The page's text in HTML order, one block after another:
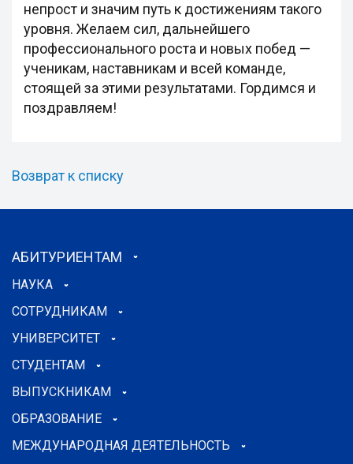
непрост и значим путь к достижениям такого
уровня. Желаем сил, дальнейшего
профессионального роста и новых побед —
ученикам, наставникам и всей команде,
стоящей за этими результатами. Гордимся и
поздравляем!
Возврат к списку
АБИТУРИЕНТАМ
НАУКА
СОТРУДНИКАМ
УНИВЕРСИТЕТ
СТУДЕНТАМ
ВЫПУСКНИКАМ
ОБРАЗОВАНИЕ
МЕЖДУНАРОДНАЯ ДЕЯТЕЛЬНОСТЬ